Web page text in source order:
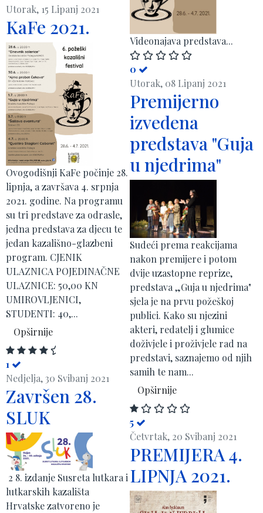
Videonajava predstava...
0
Utorak, 15 Lipanj 2021
KaFe 2021.
Ovogodišnji KaFe počinje 28.
lipnja, a završava 4. srpnja
2021. godine. Na programu
su tri predstave za odrasle,
jedna predstava za djecu te
jedan kazališno-glazbeni
program. CJENIK
ULAZNICA POJEDINAČNE
ULAZNICE: 50,00 KN
UMIROVLJENICI,
STUDENTI: 40,...
Opširnije
1
Utorak, 08 Lipanj 2021
Premijerno
izvedena
predstava "Guja
u njedrima"
Sudeći prema reakcijama
nakon premijere i potom
dvije uzastopne reprize,
predstava „Guja u njedrima"
sjela je na prvu požeškoj
publici. Kako su njezini
akteri, redatelj i glumice
doživjele i proživjele rad na
predstavi, saznajemo od njih
samih te nam...
Opširnije
5
Nedjelja, 30 Svibanj 2021
Završen 28.
SLUK
2 8. izdanje Susreta lutkara i
lutkarskih kazališta
Hrvatske zatvoreno je
Četvrtak, 20 Svibanj 2021
PREMIJERA 4.
LIPNJA 2021.